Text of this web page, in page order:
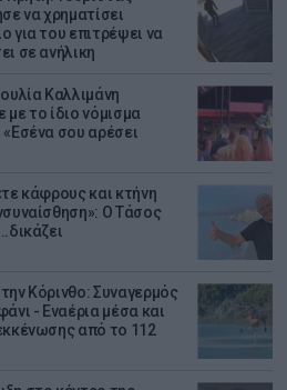
να χρηματίσει
για του επιτρέψει να
σε ανήλικη
Καλλιμάνη
το ίδιο νόμισμα
σου αρέσει
κάφρους και κτήνη
Ο Τάσος
Κόρινθο: Συναγερμός
- Εναέρια μέσα και
από το 112